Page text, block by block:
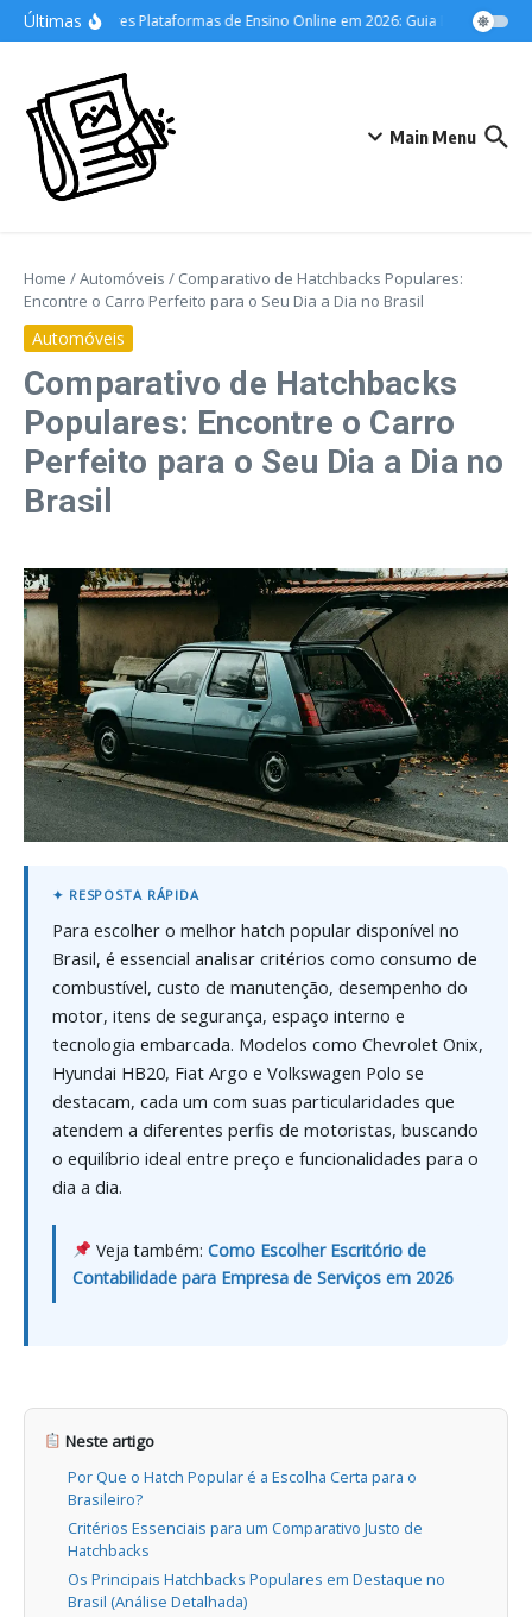
Ir para o conteúdo
Últimas
As Melhores Plataformas de Ensino Online em 2026: Guia Definitivo para
Main Menu
Home /Automóveis / Comparativo de Hatchbacks Populares:
Encontre o Carro Perfeito para o Seu Dia a Dia no Brasil
Automóveis
Comparativo de Hatchbacks
Populares: Encontre o Carro
Perfeito para o Seu Dia a Dia no
Brasil
Para escolher o melhor hatch popular disponível no
Brasil, é essencial analisar critérios como consumo de
combustível, custo de manutenção, desempenho do
motor, itens de segurança, espaço interno e
tecnologia embarcada. Modelos como Chevrolet Onix,
Hyundai HB20, Fiat Argo e Volkswagen Polo se
destacam, cada um com suas particularidades que
atendem a diferentes perfis de motoristas, buscando
o equilíbrio ideal entre preço e funcionalidades para o
dia a dia.
Veja também: Como Escolher Escritório de
Contabilidade para Empresa de Serviços em 2026
Neste artigo
Por Que o Hatch Popular é a Escolha Certa para o
Brasileiro?
Critérios Essenciais para um Comparativo Justo de
Hatchbacks
Os Principais Hatchbacks Populares em Destaque no
Brasil (Análise Detalhada)